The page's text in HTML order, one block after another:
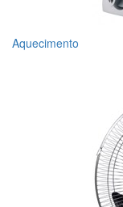
Aquecimento